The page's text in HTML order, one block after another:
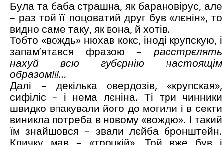
Була та баба страшна, як барановірус, але
– раз той її поцоватий друг був «лєнін», то
видно саме таку, як вона, й хотів.
Тобто «вождь» нюхав кокс, іноді крупскую, і
запам’ятався фразою – расстрєлять
нахуй всю губєрнію настоящім
образом!!!…
Далі – декілька овердозів, «крупская»,
сифіліс – і нема лєніна. Ті три чинники
швидко впакували його до могили і в секти
виникла потреба в новому «вождю». І такий
їм знайшовся – звали лєйба бронштейн.
Кличку мав – «троцкій». Той вже був і